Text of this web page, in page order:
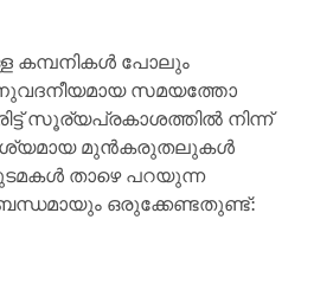
കമ്പനികൾ പോലും
സമയത്തോ
സൂര്യപ്രകാശത്തിൽ നിന്ന്
മുൻകരുതലുകൾ
താഴെ പറയുന്ന
ഒരുക്കേണ്ടതുണ്ട്: